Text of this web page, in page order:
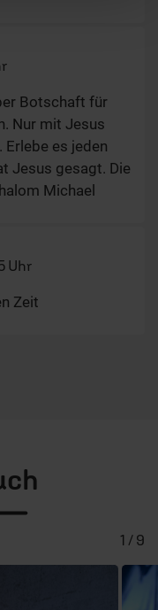
Botschaft für
Nur mit Jesus
es jeden
Jesus gesagt. Die
Michael
Uhr
Zeit
1 / 9